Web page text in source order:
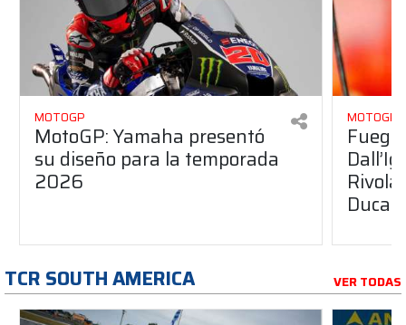
MOTOGP
MotoGP: Yamaha presentó
su diseño para la temporada
2026
MOTOGP
Ducati
TCR SOUTH AMERICA VER TODAS